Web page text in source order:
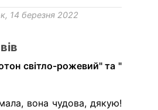
14 березня 2022
світло-рожевий" та "
вона чудова, дякую!